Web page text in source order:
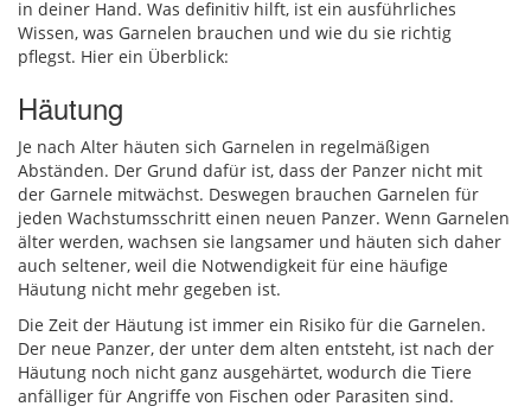
in deiner Hand. Was definitiv hilft, ist ein ausführliches
Wissen, was Garnelen brauchen und wie du sie richtig
pflegst. Hier ein Überblick:
Häutung
Je nach Alter häuten sich Garnelen in regelmäßigen
Abständen. Der Grund dafür ist, dass der Panzer nicht mit
der Garnele mitwächst. Deswegen brauchen Garnelen für
jeden Wachstumsschritt einen neuen Panzer. Wenn Garnelen
älter werden, wachsen sie langsamer und häuten sich daher
auch seltener, weil die Notwendigkeit für eine häufige
Häutung nicht mehr gegeben ist.
Die Zeit der Häutung ist immer ein Risiko für die Garnelen.
Der neue Panzer, der unter dem alten entsteht, ist nach der
Häutung noch nicht ganz ausgehärtet, wodurch die Tiere
anfälliger für Angriffe von Fischen oder Parasiten sind.